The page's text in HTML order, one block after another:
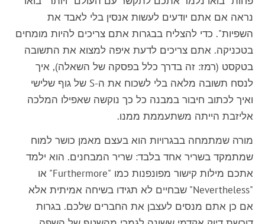
נראה אם אתם יודעים לעשות אנסין בלי לאבד את
השפיות". כדי להצליח בבגרות אתם צריכים להיות מומחים
בטכניקה. אתם צריכים לדעת איפה למצוא את התשובה
בטקסט (רמז: זה בדרך כלל בפסקה של השאלה), איך
לנסח תשובה מלאה בלי לשכוח את ה-S של גוף שלישי
ואיך לכתוב חיבור במבנה כל כך נוקשה שאפילו המלכה
אליזבת הייתה משתעממת ממנו.
מורה שמתמחה בבגרויות הוא בעצם מאמן כושר למוח
שמתמקד בשריר אחד בלבד: שריר המבחנים. הוא ילמד
אתכם מילות קישור מפונפנות כמו "Furthermore" או
"Nevertheless" שבחיים לא תגידו בשיחה אמיתית אלא
אם כן אתם מנסים לעצבן את החברים שלכם. בגרות